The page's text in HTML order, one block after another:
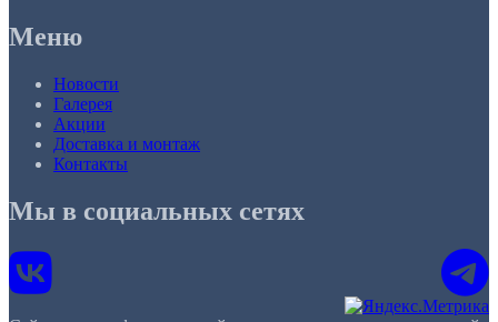
Меню
Новости
Галерея
Акции
Доставка и монтаж
Контакты
Мы в социальных сетях